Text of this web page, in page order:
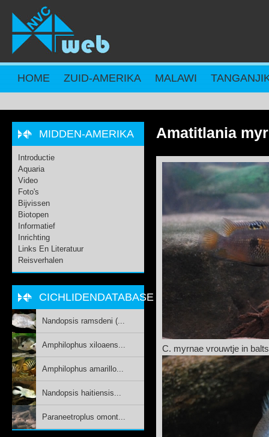
Overslaan en naar de inhoud gaan
HOME ZUID-AMERIKA MALAWI
Amatitlania
C. myrnae vrouwtje in
MIDDEN-AMERIKA
Introductie
Aquaria
Video
Foto's
Bijvissen
Biotopen
Informatief
Inrichting
Links En Literatuur
Reisverhalen
CICHLIDENDATABASE
Nandopsis ramsdeni (...
Amphilophus xiloaens...
Amphilophus amarillo...
Nandopsis haitiensis...
Paraneetroplus omont...